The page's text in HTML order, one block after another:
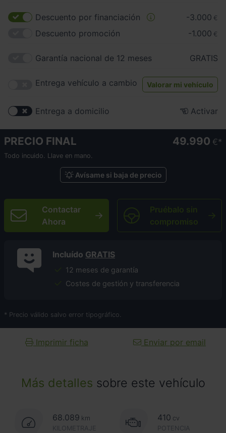
Más detalles sobre este vehículo
68.089 km
KILOMETRAJE
410 cv
POTENCIA
Descuento por financiación -3.000 €
Descuento promoción -1.000 €
Garantía nacional de 12 meses GRATIS
Entrega vehículo a cambio Valorar mi vehículo
Entrega a domicilio Activar
PRECIO FINAL 49.990 €
Todo incuido. Llave en mano.
Avísame si baja de precio
Contactar
Ahora
Pruébalo sin
compromiso
Incluído GRATIS
12 meses de garantía
Costes de gestión y transferencia
* Precio válido salvo error tipográfico.
Imprimir ficha Enviar por email